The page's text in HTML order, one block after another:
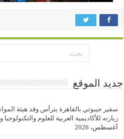
جديد الموقع
سفير جيبوتي بالقاهرة يترأس وفد هيئة
زيارته للأكاديمية العربية للعلوم
أغسطس، 2026